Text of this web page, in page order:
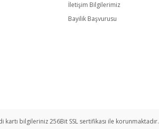
İletişim Bilgilerimiz
Bayilik Başvurusu
kartı bilgileriniz 256Bit SSL sertifikası ile korunmaktadır.